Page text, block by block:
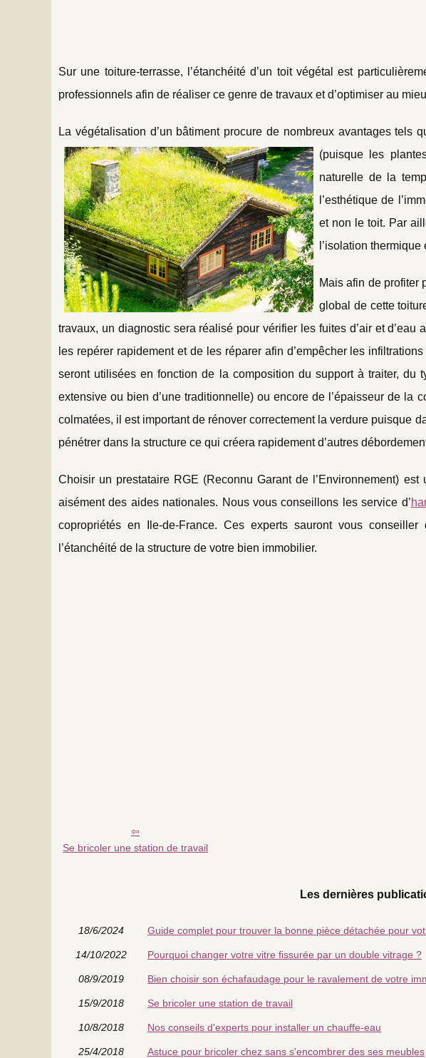
Sur une toiture-terrasse, l’étanchéité d’un toit végétal est
professionnels afin de réaliser ce genre de travaux et d’optimiser au
La végétalisation d’un bâtiment procure de nombreux avantages tels
(puisque les
naturelle de la
l’esthétique de
et non le toit. Par
l’isolation
Mais afin de profiter
global de cette
travaux, un diagnostic sera réalisé pour vérifier les fuites d’air et
les repérer rapidement et de les réparer afin d’empêcher les
seront utilisées en fonction de la composition du support à traiter, du
extensive ou bien d’une traditionnelle) ou encore de l’épaisseur de la
colmatées, il est important de rénover correctement la verdure puisque
pénétrer dans la structure ce qui créera rapidement d’autres
Choisir un prestataire RGE (Reconnu Garant de l’Environnement)
aisément des aides nationales. Nous vous conseillons les service d’
copropriétés en Ile-de-France. Ces experts sauront vous
l’étanchéité de la structure de votre bien immobilier.
Se bricoler une station de travail
Les dernières
18/6/2024 Guide complet pour trouver la bonne pièce détachée pour
14/10/2022 Pourquoi changer votre vitre fissurée par un double vitrage ?
08/9/2019 Bien choisir son échafaudage pour le ravalement de votre
15/9/2018 Se bricoler une station de travail
10/8/2018 Nos conseils d'experts pour installer un chauffe-eau
25/4/2018 Astuce pour bricoler chez sans s'encombrer des ses meubles